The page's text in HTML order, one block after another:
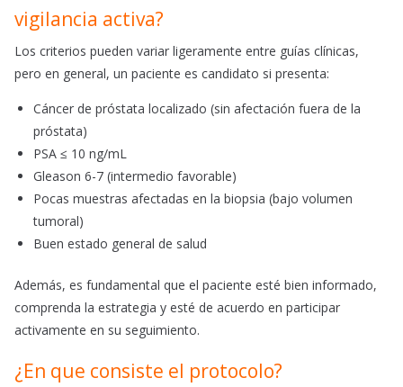
vigilancia activa?
Los criterios pueden variar ligeramente entre guías clínicas,
pero en general, un paciente es candidato si presenta:
Cáncer de próstata localizado (sin afectación fuera de la
próstata)
PSA ≤ 10 ng/mL
Gleason 6-7 (intermedio favorable)
Pocas muestras afectadas en la biopsia (bajo volumen
tumoral)
Buen estado general de salud
Además, es fundamental que el paciente esté bien informado,
comprenda la estrategia y esté de acuerdo en participar
activamente en su seguimiento.
¿En que consiste el protocolo?